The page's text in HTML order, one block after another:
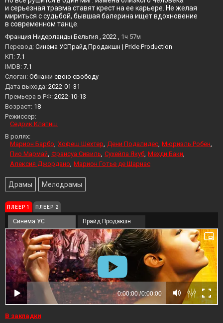
и серьезная травма ставят крест на ее карьере. Не желая
мириться с судьбой, бывшая балерина ищет вдохновение
в современном танце.
Франция Нидерланды Бельгия , 2022 , 1ч 57м
Перевод: Синема УСПрайд Продакшн | Pride Production
KП: 7.1
IMDB: 7.1
Слоган: Обнажи свою свободу
Дата выхода: 2022-01-31
Премьера в РФ: 2022-10-13
Возраст: 18
Режиссер:
Седрик Клапиш
В ролях:
Марион Барбо Хофеш Шехтер Дени Подалидес Мюриэль Робен
Пио Мармай Франсуа Сивиль Сухейла Якуб Мехди Баки
Алексия Джордано Марион Готье де Шарнас
Драмы Мелодрамы
ПЛЕЕР 1 ПЛЕЕР 2
Синема УС Прайд Продакшн
В закладки